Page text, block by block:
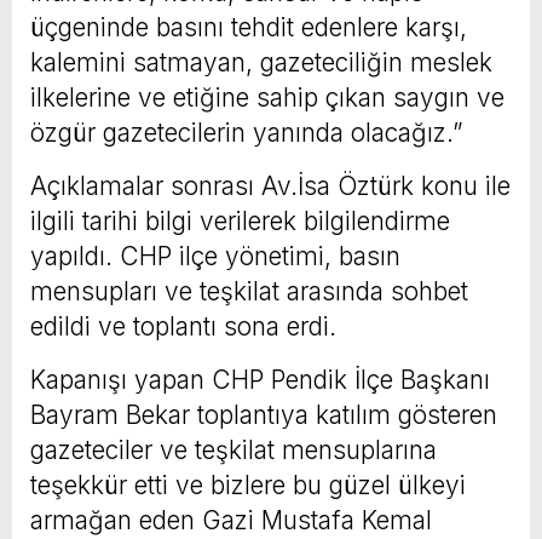
üçgeninde basını tehdit edenlere karşı,
kalemini satmayan, gazeteciliğin meslek
ilkelerine ve etiğine sahip çıkan saygın ve
özgür gazetecilerin yanında olacağız.”
Açıklamalar sonrası Av.İsa Öztürk konu ile
ilgili tarihi bilgi verilerek bilgilendirme
yapıldı. CHP ilçe yönetimi, basın
mensupları ve teşkilat arasında sohbet
edildi ve toplantı sona erdi.
Kapanışı yapan CHP Pendik İlçe Başkanı
Bayram Bekar toplantıya katılım gösteren
gazeteciler ve teşkilat mensuplarına
teşekkür etti ve bizlere bu güzel ülkeyi
armağan eden Gazi Mustafa Kemal